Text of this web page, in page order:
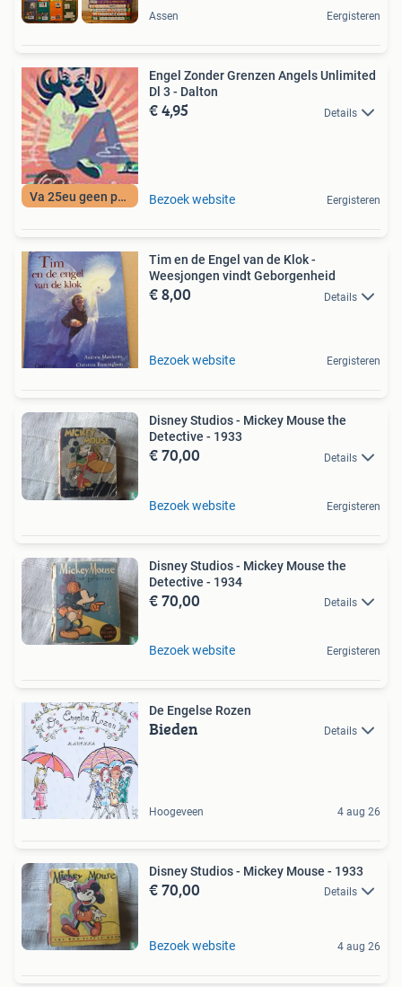
Assen Eergisteren
Va 25eu geen porto
Engel Zonder Grenzen Angels Unlimited
Dl 3 - Dalton
€ 4,95 Details
Bezoek website Eergisteren
Tim en de Engel van de Klok -
Weesjongen vindt Geborgenheid
€ 8,00 Details
Bezoek website Eergisteren
Disney Studios - Mickey Mouse the
Detective - 1933
€ 70,00 Details
Bezoek website Eergisteren
Disney Studios - Mickey Mouse the
Detective - 1934
€ 70,00 Details
Bezoek website Eergisteren
De Engelse Rozen
Bieden Details
Hoogeveen 4 aug 26
Disney Studios - Mickey Mouse - 1933
€ 70,00 Details
Bezoek website 4 aug 26